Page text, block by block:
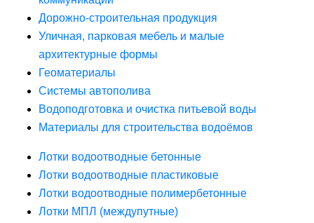
Дорожно-строительная продукция
Уличная, парковая мебель и малые
архитектурные формы
Геоматериалы
Системы автополива
Водоподготовка и очистка питьевой воды
Материалы для строительства водоёмов
Лотки водоотводные бетонные
Лотки водоотводные пластиковые
Лотки водоотводные полимербетонные
Лотки МПЛ (междупутные)